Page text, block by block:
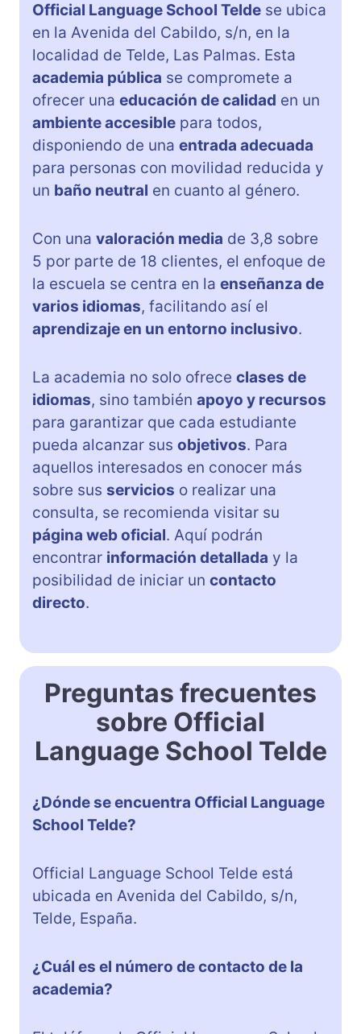
Official Language School Telde se ubica
en la Avenida del Cabildo, s/n, en la
localidad de Telde, Las Palmas. Esta
academia pública se compromete a
ofrecer una educación de calidad en un
ambiente accesible para todos,
disponiendo de una entrada adecuada
para personas con movilidad reducida y
un baño neutral en cuanto al género.
Con una valoración media de 3,8 sobre
5 por parte de 18 clientes, el enfoque de
la escuela se centra en la enseñanza de
varios idiomas, facilitando así el
aprendizaje en un entorno inclusivo.
La academia no solo ofrece clases de
idiomas, sino también apoyo y recursos
para garantizar que cada estudiante
pueda alcanzar sus objetivos. Para
aquellos interesados en conocer más
sobre sus servicios o realizar una
consulta, se recomienda visitar su
página web oficial. Aquí podrán
encontrar información detallada y la
posibilidad de iniciar un contacto
directo.
Preguntas frecuentes
sobre Official
Language School Telde
¿Dónde se encuentra Official Language
School Telde?
Official Language School Telde está
ubicada en Avenida del Cabildo, s/n,
Telde, España.
¿Cuál es el número de contacto de la
academia?